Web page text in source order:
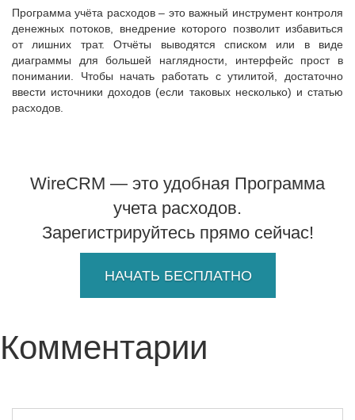
Программа учёта расходов – это важный инструмент контроля
денежных потоков, внедрение которого позволит избавиться
от лишних трат. Отчёты выводятся списком или в виде
диаграммы для большей наглядности, интерфейс прост в
понимании. Чтобы начать работать с утилитой, достаточно
ввести источники доходов (если таковых несколько) и статью
расходов.
WireCRM — это удобная Программа
учета расходов.
Зарегистрируйтесь прямо сейчас!
НАЧАТЬ БЕСПЛАТНО
Комментарии